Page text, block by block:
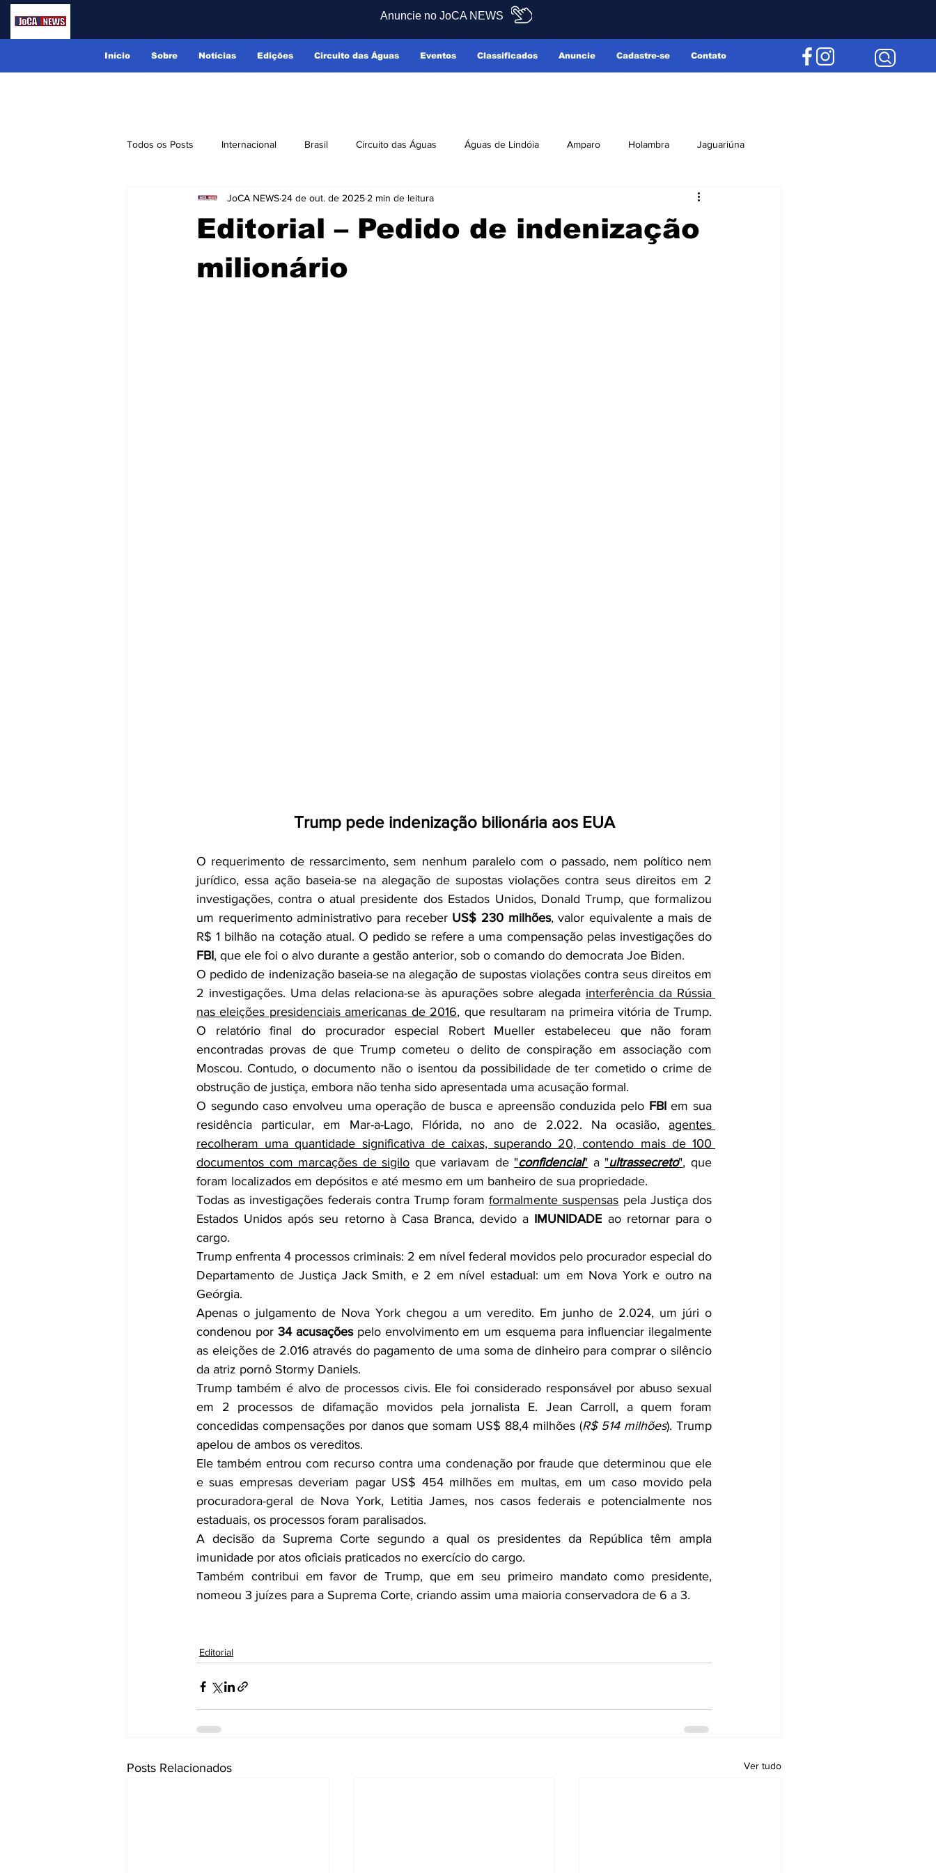
Início Sobre Notícias Edições Circuito das Águas Eventos Classificados Anuncie Cadastre-se Contato
Anuncie no JoCA NEWS
Todos os Posts Internacional Brasil Circuito das Águas Águas de Lindóia Amparo Holambra Jaguariúna
Monte Alegre do Sul Pedreira Serra Negra Editorial
Eventos Classificados
Editorial – Pedido de indenização
milionário
JoCA NEWS 24 de out. de 2025 2 min de leitura
Trump pede indenização bilionária aos EUA
O requerimento de ressarcimento, sem nenhum paralelo com o passado, nem político nem
jurídico, essa ação baseia-se na alegação de supostas violações contra seus direitos em 2
investigações, contra o atual presidente dos Estados Unidos, Donald Trump, que formalizou
um requerimento administrativo para receber US$ 230 milhões, valor equivalente a mais de
FBI, que ele foi o alvo durante a gestão anterior, sob o comando do democrata Joe Biden.
O pedido de indenização baseia-se na alegação de supostas violações contra seus direitos em
2 investigações. Uma delas relaciona-se às apurações sobre alegada interferência da Rússia
nas eleições presidenciais americanas de 2016, que resultaram na primeira vitória de Trump.
O relatório final do procurador especial Robert Mueller estabeleceu que não foram
encontradas provas de que Trump cometeu o delito de conspiração em associação com
Moscou. Contudo, o documento não o isentou da possibilidade de ter cometido o crime de
obstrução de justiça, embora não tenha sido apresentada uma acusação formal.
O segundo caso envolveu uma operação de busca e apreensão conduzida pelo FBI em sua
residência particular, em Mar-a-Lago, Flórida, no ano de 2.022. Na ocasião, agentes
recolheram uma quantidade significativa de caixas, superando 20, contendo mais de 100
documentos com marcações de sigilo que variavam de "confidencial" a "ultrassecreto", que
foram localizados em depósitos e até mesmo em um banheiro de sua propriedade.
Todas as investigações federais contra Trump foram formalmente suspensas pela Justiça dos
Estados Unidos após seu retorno à Casa Branca, devido a IMUNIDADE ao retornar para o
cargo.
Trump enfrenta 4 processos criminais: 2 em nível federal movidos pelo procurador especial do
Departamento de Justiça Jack Smith, e 2 em nível estadual: um em Nova York e outro na
Geórgia.
Apenas o julgamento de Nova York chegou a um veredito. Em junho de 2.024, um júri o
condenou por 34 acusações pelo envolvimento em um esquema para influenciar ilegalmente
as eleições de 2.016 através do pagamento de uma soma de dinheiro para comprar o silêncio
da atriz pornô Stormy Daniels.
Trump também é alvo de processos civis. Ele foi considerado responsável por abuso sexual
em 2 processos de difamação movidos pela jornalista E. Jean Carroll, a quem foram
concedidas compensações por danos que somam US$ 88,4 milhões (R$ 514 milhões). Trump
apelou de ambos os vereditos.
Ele também entrou com recurso contra uma condenação por fraude que determinou que ele
e suas empresas deveriam pagar US$ 454 milhões em multas, em um caso movido pela
procuradora-geral de Nova York, Letitia James, nos casos federais e potencialmente nos
estaduais, os processos foram paralisados.
A decisão da Suprema Corte segundo a qual os presidentes da República têm ampla
imunidade por atos oficiais praticados no exercício do cargo.
Também contribui em favor de Trump, que em seu primeiro mandato como presidente,
nomeou 3 juízes para a Suprema Corte, criando assim uma maioria conservadora de 6 a 3.
Editorial
Posts Relacionados Ver tudo